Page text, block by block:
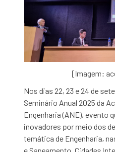
[Imagem:
Nos dias 22, 23 e 24 de
Seminário Anual 2025 da
Engenharia (ANE), evento
inovadores por meio dos
temática de Engenharia,
e Saneamento, Cidades